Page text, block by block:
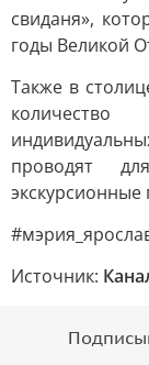
свиданя»,
годы Великой
Также в
проводят
Источник: